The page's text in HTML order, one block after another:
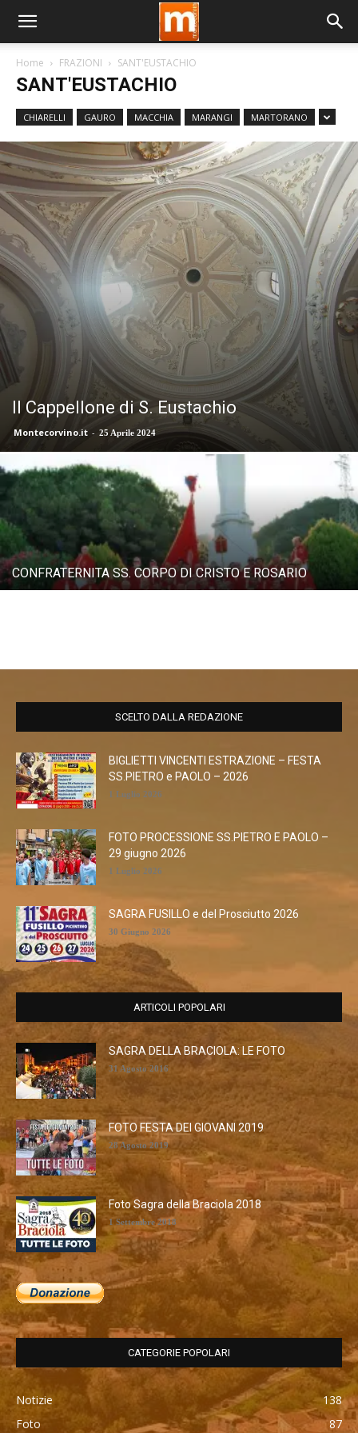
Home FRAZIONI SANT'EUSTACHIO
SANT'EUSTACHIO
CHIARELLI GAURO MACCHIA MARANGI MARTORANO
Il Cappellone di S. Eustachio
Montecorvino.it - 25 Aprile 2024
CONFRATERNITA SS. CORPO DI CRISTO E ROSARIO
SCELTO DALLA REDAZIONE
BIGLIETTI VINCENTI ESTRAZIONE – FESTA
SS.PIETRO e PAOLO – 2026
1 Luglio 2026
FOTO PROCESSIONE SS.PIETRO E PAOLO –
29 giugno 2026
1 Luglio 2026
SAGRA FUSILLO e del Prosciutto 2026
30 Giugno 2026
ARTICOLI POPOLARI
SAGRA DELLA BRACIOLA: LE FOTO
31 Agosto 2016
FOTO FESTA DEI GIOVANI 2019
28 Agosto 2019
Foto Sagra della Braciola 2018
1 Settembre 2018
CATEGORIE POPOLARI
Notizie
138
Foto
87